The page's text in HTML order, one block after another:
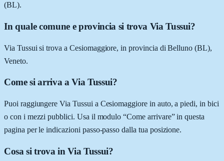
(BL).
In quale comune e provincia si trova Via Tussui?
Via Tussui si trova a Cesiomaggiore, in provincia di Belluno (BL),
Veneto.
Come si arriva a Via Tussui?
Puoi raggiungere Via Tussui a Cesiomaggiore in auto, a piedi, in bici
o con i mezzi pubblici. Usa il modulo “Come arrivare” in questa
pagina per le indicazioni passo-passo dalla tua posizione.
Cosa si trova in Via Tussui?